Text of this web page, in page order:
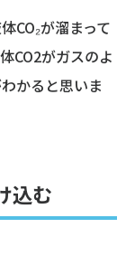
CO₂が溜まって
CO2がガスのよ
かると思いま
込む